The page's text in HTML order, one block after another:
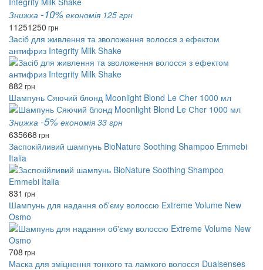
Знижка -10% економія 125 грн
11251250 грн
Засіб для живлення та зволоження волосся з ефектом
антифриз Integrity Milk Shake
882 грн
Шампунь Сяючий блонд Moonlight Blond Le Сher 1000 мл
Знижка -5% економія 33 грн
635668 грн
Заспокійливий шампунь BioNature Soothing Shampoo Emmebi
Italia
831 грн
Шампунь для надання об'єму волоссю Extreme Volume New
Osmo
708 грн
Маска для зміцнення тонкого та ламкого волосся Dualsenses